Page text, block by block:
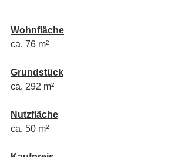
Wohnfläche
ca. 76 m²
Grundstück
ca. 292 m²
Nutzfläche
ca. 50 m²